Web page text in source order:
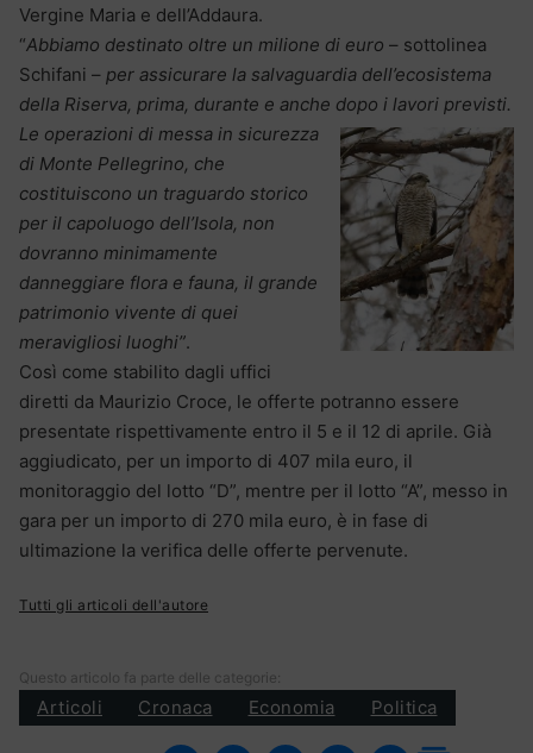
Vergine Maria e dell’Addaura.
“Abbiamo destinato oltre un milione di euro – sottolinea
Schifani – per assicurare la salvaguardia dell’ecosistema
della Riserva, prima, durante e anche dopo i lavori previsti.
Le operazioni di messa in sicurezza
di Monte Pellegrino, che
costituiscono un traguardo storico
per il capoluogo dell’Isola, non
dovranno minimamente
danneggiare flora e fauna, il grande
patrimonio vivente di quei
meravigliosi luoghi”.
Così come stabilito dagli uffici
diretti da Maurizio Croce, le offerte potranno essere
presentate rispettivamente entro il 5 e il 12 di aprile. Già
aggiudicato, per un importo di 407 mila euro, il
monitoraggio del lotto “D”, mentre per il lotto “A”, messo in
gara per un importo di 270 mila euro, è in fase di
ultimazione la verifica delle offerte pervenute.
Tutti gli articoli dell'autore
Questo articolo fa parte delle categorie:
Articoli Cronaca Economia Politica